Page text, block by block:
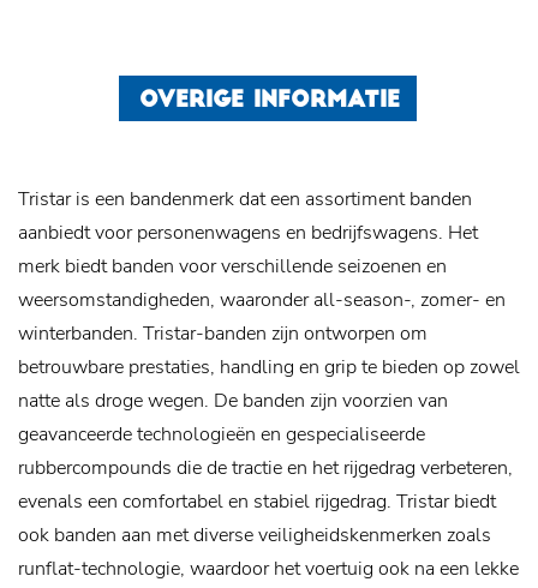
OVERIGE INFORMATIE
Tristar is een bandenmerk dat een assortiment banden
aanbiedt voor personenwagens en bedrijfswagens. Het
merk biedt banden voor verschillende seizoenen en
weersomstandigheden, waaronder all-season-, zomer- en
winterbanden. Tristar-banden zijn ontworpen om
betrouwbare prestaties, handling en grip te bieden op zowel
natte als droge wegen. De banden zijn voorzien van
geavanceerde technologieën en gespecialiseerde
rubbercompounds die de tractie en het rijgedrag verbeteren,
evenals een comfortabel en stabiel rijgedrag. Tristar biedt
ook banden aan met diverse veiligheidskenmerken zoals
runflat-technologie, waardoor het voertuig ook na een lekke